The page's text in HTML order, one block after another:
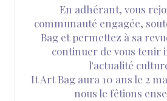
En adhérant, vous
communauté engagée,
Bag et permettez à sa
continuer de vous tenir
l'actualité
It Art Bag aura 10 ans le 2
nous le fêtions